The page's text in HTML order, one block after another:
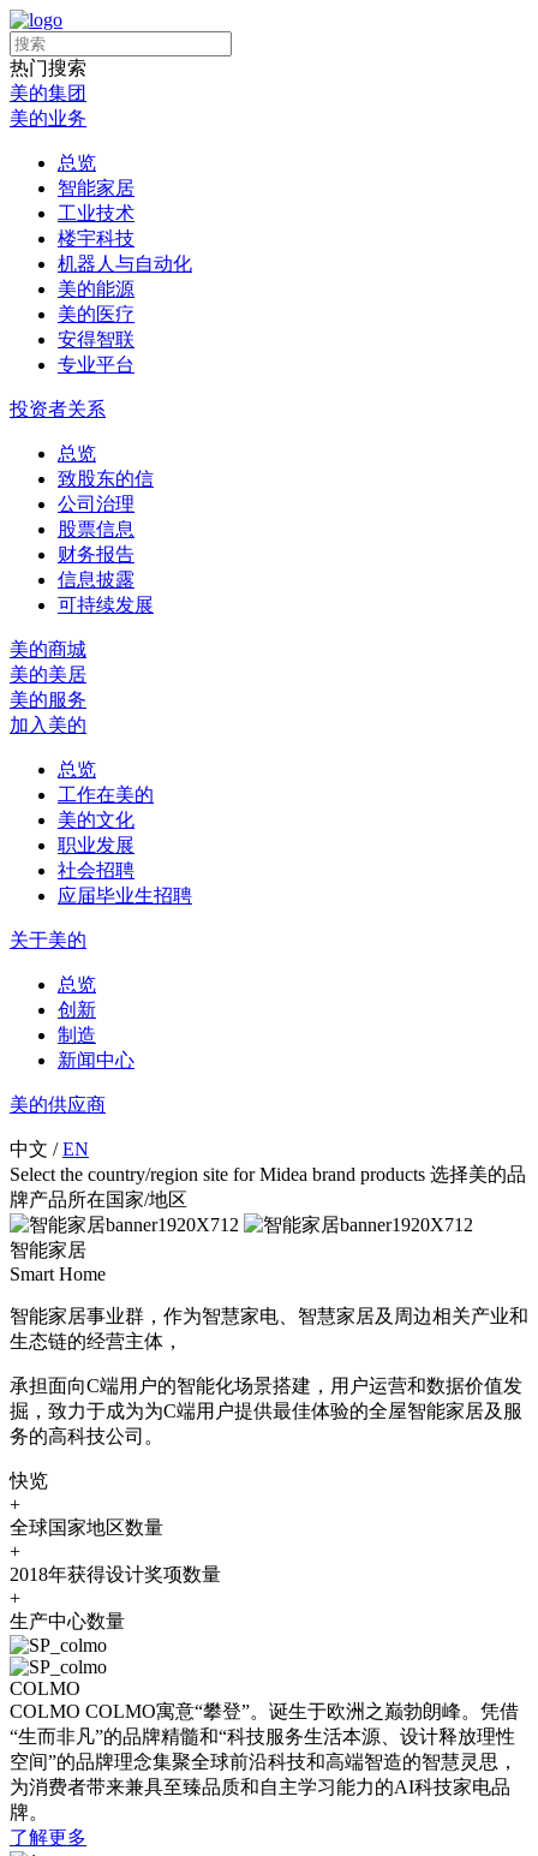
热门搜索
美的集团
美的业务
总览
智能家居
工业技术
楼宇科技
机器人与自动化
美的能源
美的医疗
安得智联
专业平台
投资者关系
总览
致股东的信
公司治理
股票信息
财务报告
信息披露
可持续发展
美的商城
美的美居
美的服务
加入美的
总览
工作在美的
美的文化
职业发展
社会招聘
应届毕业生招聘
关于美的
总览
创新
制造
新闻中心
美的供应商
中文 / EN
Select the country/region site for Midea brand products 选择美的品
牌产品所在国家/地区
智能家居
Smart Home
智能家居事业群，作为智慧家电、智慧家居及周边相关产业和
生态链的经营主体，
承担面向C端用户的智能化场景搭建，用户运营和数据价值发
掘，致力于成为为C端用户提供最佳体验的全屋智能家居及服
务的高科技公司。
快览
+
全球国家地区数量
+
2018年获得设计奖项数量
+
生产中心数量
COLMO
COLMO COLMO寓意“攀登”。诞生于欧洲之巅勃朗峰。凭借
“生而非凡”的品牌精髓和“科技服务生活本源、设计释放理性
空间”的品牌理念集聚全球前沿科技和高端智造的智慧灵思，
为消费者带来兼具至臻品质和自主学习能力的AI科技家电品
牌。
了解更多